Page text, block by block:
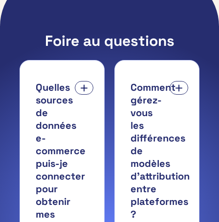
Foire au questions
Quelles
sources
de
données
e-
commerce
puis-je
connecter
pour
obtenir
mes
Comment
gérez-
vous
les
différences
de
modèles
d'attribution
entre
plateformes
?